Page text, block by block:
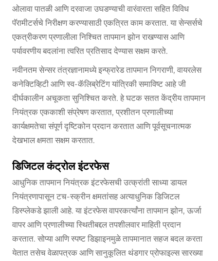
ओलावा पातळी आणि दरवाजा उघडण्याची वारंवारता सहित विविध
पॅरामीटर्सचे निरीक्षण करण्यासाठी एकत्रित काम करतात. या सेन्सर्सचे
एकत्रीकरण प्रणालीला निश्चित तापमान झोन राखण्यास आणि
पर्यावरणीय बदलांना त्वरित प्रतिसाद देण्यास सक्षम करते.
नवीनतम सेन्सर तंत्रज्ञानामध्ये इन्फ्रारेड तापमान निगराणी, वायरलेस
कनेक्टिव्हिटी आणि स्व-कॅलिब्रेटिंग यांत्रिकी समाविष्ट आहे जी
दीर्घकालीन अचूकता सुनिश्चित करते. हे घटक सतत केंद्रीय तापमान
नियंत्रक एककाशी संप्रेषण करतात, प्रशीतन प्रणालीच्या
कार्यक्षमतेचा संपूर्ण दृष्टिकोन प्रदान करतात आणि पूर्वसूचनात्मक
देखभाल क्षमता सक्षम करतात.
डिजिटल कंट्रोल इंटरफेस
आधुनिक तापमान नियंत्रक इंटरफेसची उत्क्रांती साध्या डायल
नियंत्रणापासून टच-स्क्रीन क्षमतांसह अत्याधुनिक डिजिटल
डिस्प्लेकडे झाली आहे. या इंटरफेस वापरकर्त्यांना तापमान झोन, ऊर्जा
वापर आणि प्रणालीच्या स्थितीबद्दल तपशीलवार माहिती प्रदान
करतात. सोप्या आणि स्पष्ट डिझाइनमुळे तापमानात सहज बदल करता
येतात तसेच वेळापत्रक आणि सानुकूलित थंडगार प्रोफाइल्स सारख्या